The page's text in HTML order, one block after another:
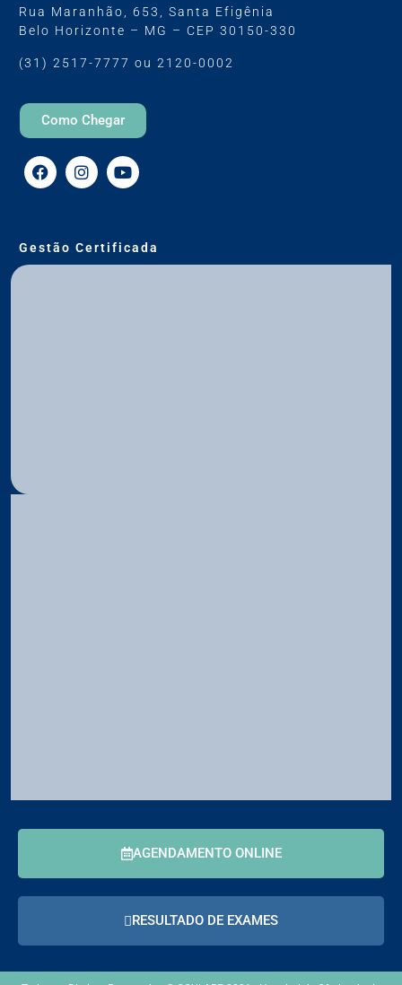
Rua Maranhão, 653, Santa Efigênia
Belo Horizonte – MG – CEP 30150-330
(31) 2517-7777 ou 2120-0002
Como Chegar
Gestão Certificada
AGENDAMENTO ONLINE
RESULTADO DE EXAMES